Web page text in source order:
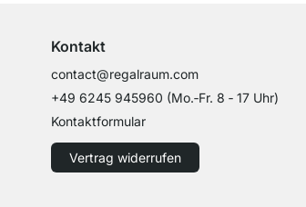
Kontakt
contact@regalraum.com
+49 6245 945960 (Mo.‑Fr. 8 ‑ 17 Uhr)
Kontaktformular
Vertrag widerrufen